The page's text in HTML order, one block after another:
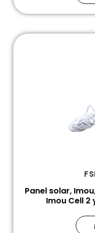
Panel solar,
Imou Cell 2